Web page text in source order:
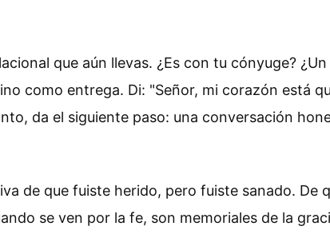
que aún llevas. ¿Es con tu cónyuge?
como entrega. Di: "Señor, mi corazón está
da el siguiente paso: una conversación
de que fuiste herido, pero fuiste sanado. De
se ven por la fe, son memoriales de la